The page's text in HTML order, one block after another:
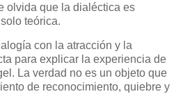
olvida que la dialéctica es
teórica.
con la atracción y la
para explicar la experiencia de
La verdad no es un objeto que
de reconocimiento, quiebre y